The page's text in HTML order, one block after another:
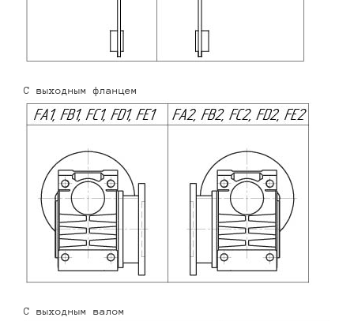
С выходным фланцем
С выходным валом